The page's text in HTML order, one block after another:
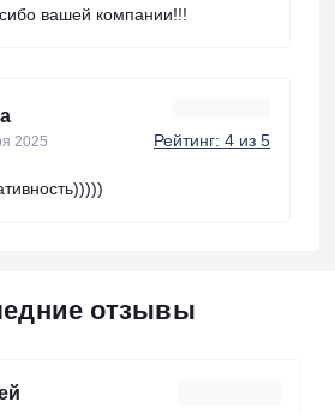
вашей компании!!!
2025 Рейтинг: 4 из 5
отзывы